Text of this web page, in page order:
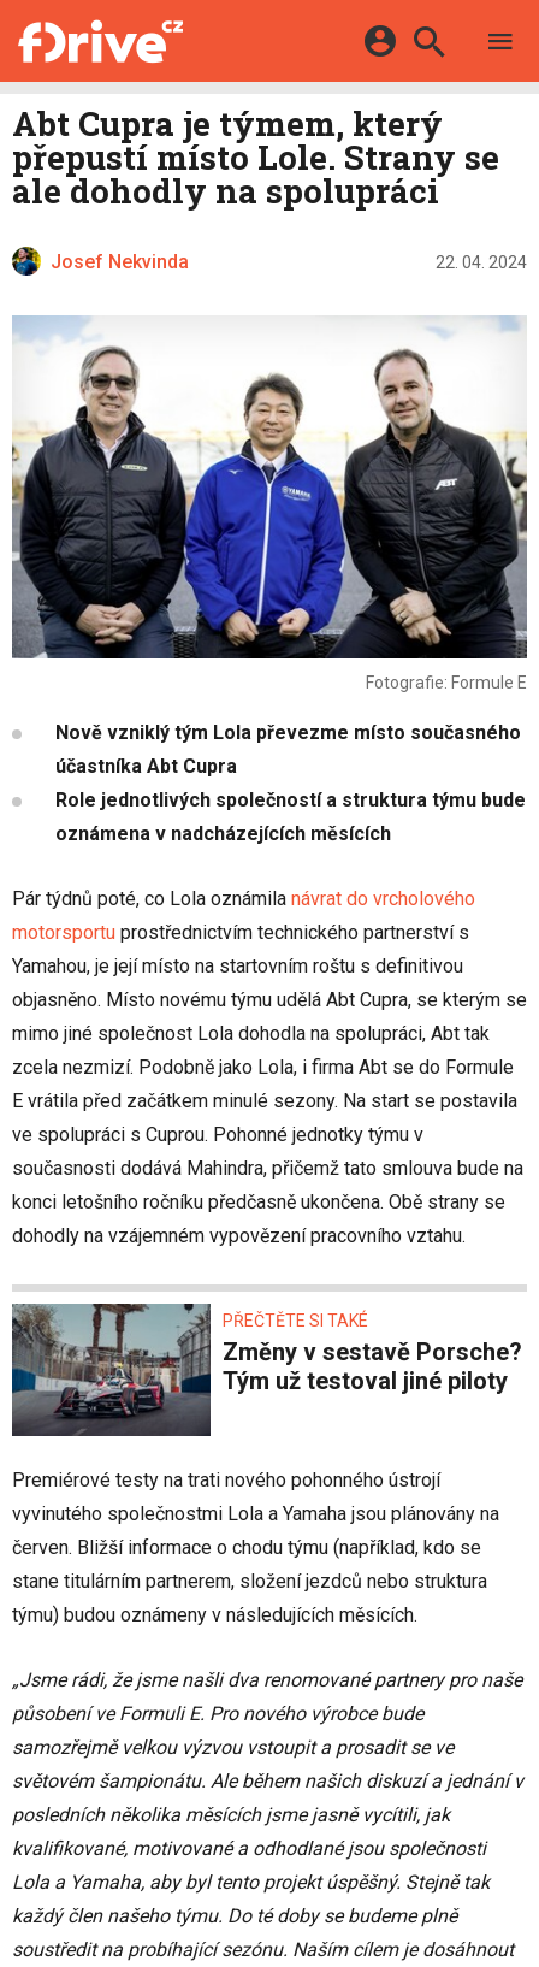
KATALOG
MAPA STANIC
DALŠÍ
HYBRIDY
E-MOTORSPORT
OSTATNÍ
Facebook Google
Abt Cupra je týmem, který
přepustí místo Lole. Strany se
ale dohodly na spolupráci
Josef Nekvinda 22. 04. 2024
Fotografie: Formule E
Nově vzniklý tým Lola převezme místo současného
účastníka Abt Cupra
Role jednotlivých společností a struktura týmu bude
oznámena v nadcházejících měsících
Pár týdnů poté, co Lola oznámila návrat do vrcholového
motorsportu prostřednictvím technického partnerství s
Yamahou, je její místo na startovním roštu s definitivou
objasněno. Místo novému týmu udělá Abt Cupra, se kterým se
mimo jiné společnost Lola dohodla na spolupráci, Abt tak
zcela nezmizí. Podobně jako Lola, i firma Abt se do Formule
E vrátila před začátkem minulé sezony. Na start se postavila
ve spolupráci s Cuprou. Pohonné jednotky týmu v
současnosti dodává Mahindra, přičemž tato smlouva bude na
konci letošního ročníku předčasně ukončena. Obě strany se
dohodly na vzájemném vypovězení pracovního vztahu.
PŘEČTĚTE SI TAKÉ
Změny v sestavě Porsche?
Tým už testoval jiné piloty
Premiérové testy na trati nového pohonného ústrojí
vyvinutého společnostmi Lola a Yamaha jsou plánovány na
červen. Bližší informace o chodu týmu (například, kdo se
stane titulárním partnerem, složení jezdců nebo struktura
týmu) budou oznámeny v následujících měsících.
„Jsme rádi, že jsme našli dva renomované partnery pro naše
působení ve Formuli E. Pro nového výrobce bude
samozřejmě velkou výzvou vstoupit a prosadit se ve
světovém šampionátu. Ale během našich diskuzí a jednání v
posledních několika měsících jsme jasně vycítili, jak
kvalifikované, motivované a odhodlané jsou společnosti
Lola a Yamaha, aby byl tento projekt úspěšný. Stejně tak
každý člen našeho týmu. Do té doby se budeme plně
soustředit na probíhající sezónu. Naším cílem je dosáhnout